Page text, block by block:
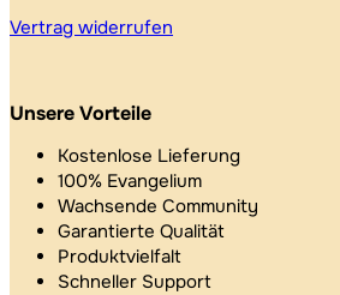
Vertrag widerrufen
Unsere Vorteile
Kostenlose Lieferung
100% Evangelium
Wachsende Community
Garantierte Qualität
Produktvielfalt
Schneller Support